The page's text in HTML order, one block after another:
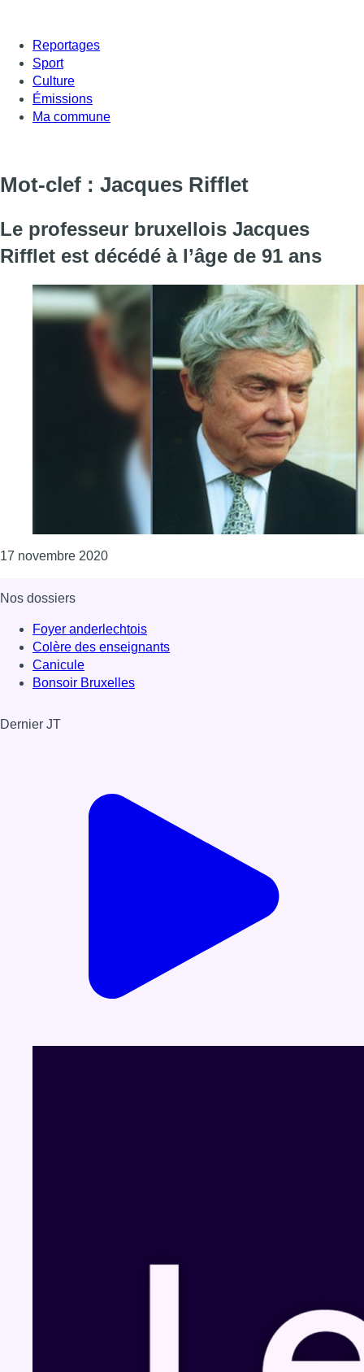
Reportages
Sport
Culture
Émissions
Ma commune
Mot-clef : Jacques Rifflet
Le professeur bruxellois Jacques
Rifflet est décédé à l’âge de 91 ans
17 novembre 2020Consulter l'article "Le professeur bruxellois
Nos dossiers
Foyer anderlechtois
Colère des enseignants
Canicule
Bonsoir Bruxelles
Dernier JT